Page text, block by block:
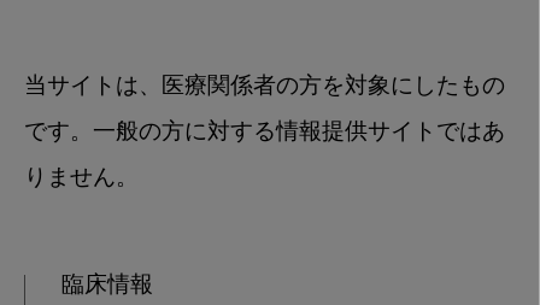
当サイトは、医療関係者の方を対象にしたもの
です。一般の方に対する情報提供サイトではあ
りません。
臨床情報